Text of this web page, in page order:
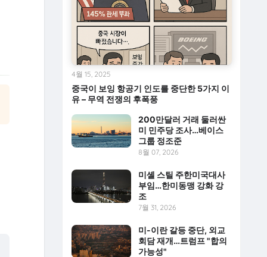
중국이 보잉 항공기 인도를 중단한 5가지 이
유 – 무역 전쟁의 후폭풍
4월 15, 2025
200만달러 거래 둘러싼
미 민주당 조사…베이스
그룹 정조준
8월 07, 2026
미셸 스틸 주한미국대사
부임…한미동맹 강화 강
조
7월 31, 2026
미-이란 갈등 중단, 외교
회담 재개…트럼프 "합의
가능성"